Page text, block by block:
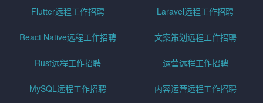
Flutter远程工作招聘 Laravel远程工作招聘
React Native远程工作招聘 文案策划远程工作招聘
Rust远程工作招聘 运营远程工作招聘
MySQL远程工作招聘 内容运营远程工作招聘